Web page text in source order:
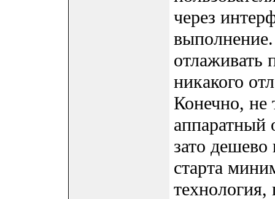
через
отлаживать
никакого
Конечно, не
аппаратный
зато дешево
старта